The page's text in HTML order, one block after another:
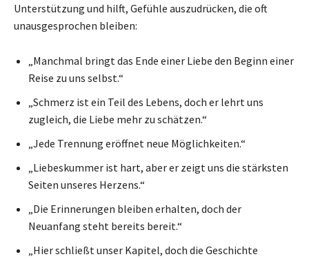
Unterstützung und hilft, Gefühle auszudrücken, die oft
unausgesprochen bleiben:
„Manchmal bringt das Ende einer Liebe den Beginn einer
Reise zu uns selbst.“
„Schmerz ist ein Teil des Lebens, doch er lehrt uns
zugleich, die Liebe mehr zu schätzen.“
„Jede Trennung eröffnet neue Möglichkeiten.“
„Liebeskummer ist hart, aber er zeigt uns die stärksten
Seiten unseres Herzens.“
„Die Erinnerungen bleiben erhalten, doch der
Neuanfang steht bereits bereit.“
„Hier schließt unser Kapitel, doch die Geschichte